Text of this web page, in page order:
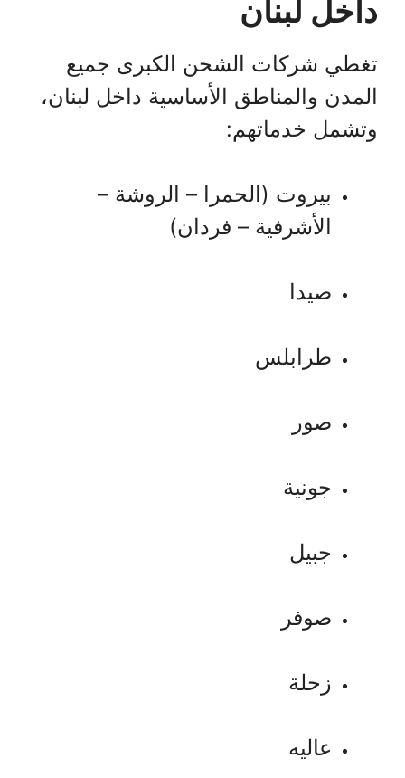
داخل لبنان
تغطي شركات الشحن الكبرى جميع
المدن والمناطق الأساسية داخل لبنان،
وتشمل خدماتهم:
بيروت (الحمرا – الروشة –
الأشرفية – فردان)
صيدا
طرابلس
صور
جونية
جبيل
صوفر
زحلة
عاليه